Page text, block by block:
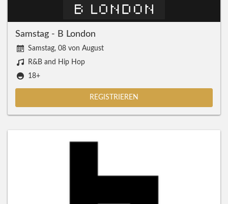
Samstag - B London
Samstag, 08 von August
R&B and Hip Hop
18+
REGISTRIEREN